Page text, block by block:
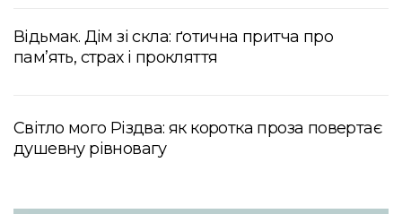
Відьмак. Дім зі скла: ґотична притча про
пам’ять, страх і прокляття
Світло мого Різдва: як коротка проза повертає
душевну рівновагу